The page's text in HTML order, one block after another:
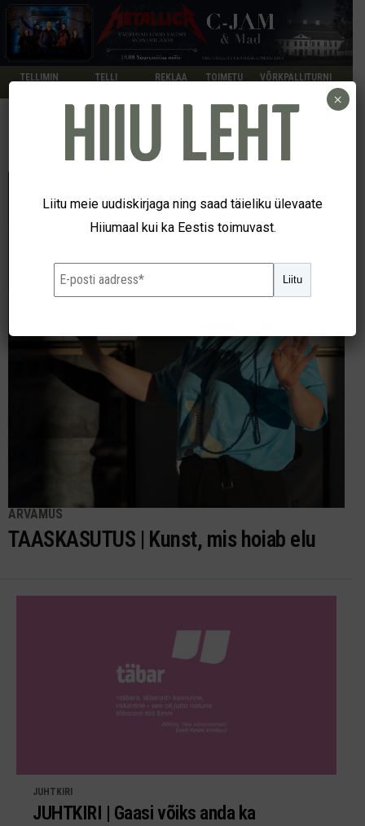
TELLIMIN
TELLI
REKLAA
TOIMETU
VÕRKPALLITURNI
ARVAMUS
TAASKASUTUS | Kunst, mis hoiab elu
JUHTKIRI
JUHTKIRI | Gaasi võiks anda ka
Liitu meie uudiskirjaga ning saad täieliku ülevaate
Hiiumaal kui ka Eestis toimuvast.
Liitu
×